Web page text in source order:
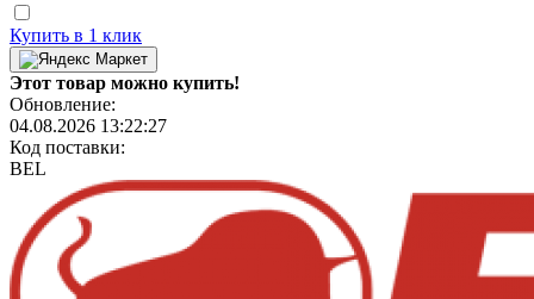
Купить в 1 клик
Этот товар можно купить!
Обновление:
04.08.2026 13:22:27
Код поставки:
BEL